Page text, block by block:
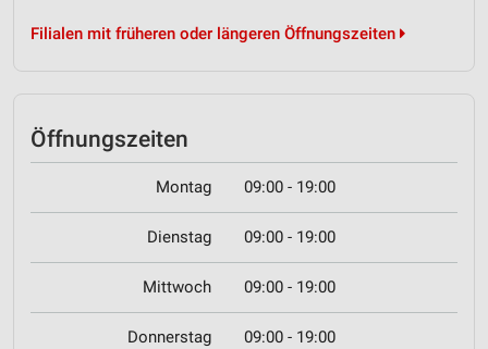
Filialen mit früheren oder längeren Öffnungszeiten
Öffnungszeiten
Montag 09:00 - 19:00
Dienstag 09:00 - 19:00
Mittwoch 09:00 - 19:00
Donnerstag 09:00 - 19:00